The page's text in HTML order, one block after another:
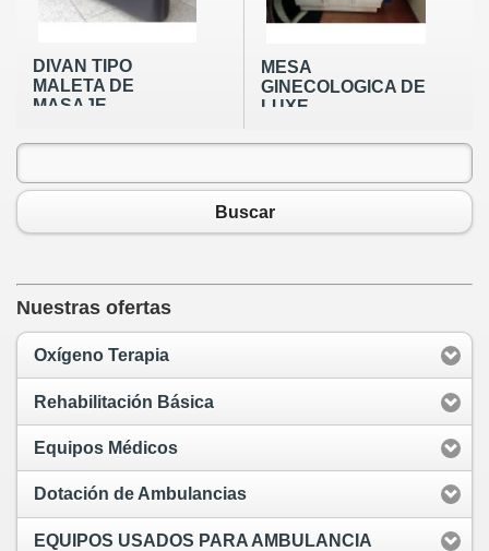
DIVAN TIPO
MALETA DE
MASAJE
MESA
GINECOLOGICA DE
LUXE
Buscar
Nuestras ofertas
Oxígeno Terapia
Rehabilitación Básica
Equipos Médicos
Dotación de Ambulancias
EQUIPOS USADOS PARA AMBULANCIA